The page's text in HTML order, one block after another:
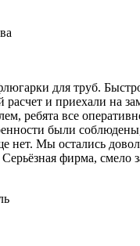
для труб.
расчет и приехали на
ребята все
были
нет. Мы остались
фирма, смело